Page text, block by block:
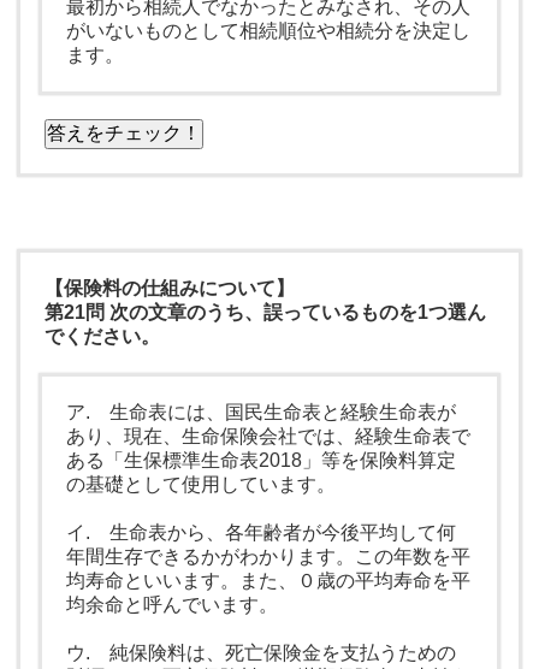
最初から相続人でなかったとみなされ、その人
がいないものとして相続順位や相続分を決定し
ます。
答えをチェック！
【保険料の仕組みについて】
第21問 次の文章のうち、誤っているものを1つ選ん
でください。
ア. 生命表には、国民生命表と経験生命表が
あり、現在、生命保険会社では、経験生命表で
ある「生保標準生命表2018」等を保険料算定
の基礎として使用しています。
イ. 生命表から、各年齢者が今後平均して何
年間生存できるかがわかります。この年数を平
均寿命といいます。また、０歳の平均寿命を平
均余命と呼んでいます。
ウ. 純保険料は、死亡保険金を支払うための